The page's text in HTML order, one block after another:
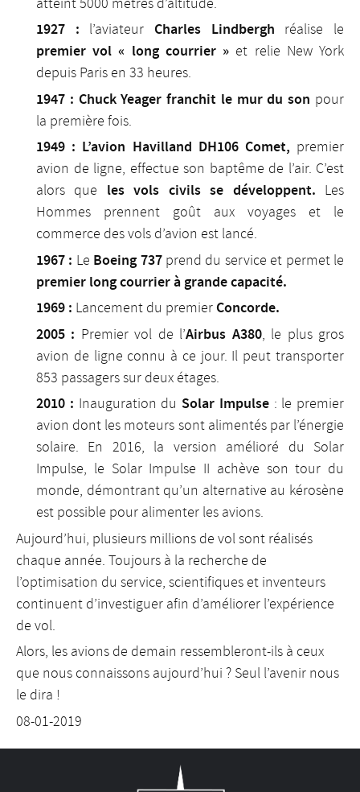
1927 : l’aviateur Charles Lindbergh réalise le
premier vol « long courrier » et relie New York
depuis Paris en 33 heures.
1947 : Chuck Yeager franchit le mur du son pour
la première fois.
1949 : L’avion Havilland DH106 Comet, premier
avion de ligne, effectue son baptême de l’air. C’est
alors que les vols civils se développent. Les
Hommes prennent goût aux voyages et le
commerce des vols d’avion est lancé.
1967 : Le Boeing 737prend du service et permet le
premier long courrier à grande capacité.
1969 : Lancement du premier Concorde.
2005 : Premier vol de l’Airbus A380, le plus gros
avion de ligne connu à ce jour. Il peut transporter
853 passagers sur deux étages.
2010 : Inauguration du Solar Impulse: le premier
avion dont les moteurs sont alimentés par l’énergie
solaire. En 2016, la version amélioré du Solar
Impulse, le Solar Impulse II achève son tour du
monde, démontrant qu’un alternative au kérosène
est possible pour alimenter les avions.
Aujourd’hui, plusieurs millions de vol sont réalisés
chaque année. Toujours à la recherche de
l’optimisation du service, scientifiques et inventeurs
continuent d’investiguer afin d’améliorer l’expérience
de vol.
Alors, les avions de demain ressembleront-ils à ceux
que nous connaissons aujourd’hui ? Seul l’avenir nous
le dira !
08-01-2019